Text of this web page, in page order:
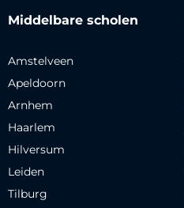
Middelbare scholen
Amstelveen
Apeldoorn
Arnhem
Haarlem
Hilversum
Leiden
Tilburg